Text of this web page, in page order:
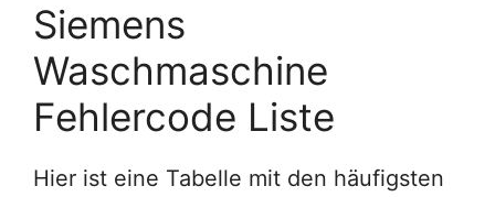
Siemens
Waschmaschine
Fehlercode Liste
Hier ist eine Tabelle mit den häufigsten